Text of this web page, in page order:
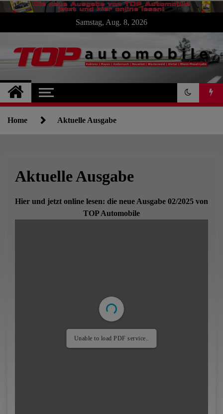
Samstag, Aug. 8, 2026
TOP Automobile : : :
die Autoseite für
Home Aktuelle Ausgabe
Aktuelle Ausgabe
Hier und jetzt online lesen: die neue Ausgabe 02/2025 von
TOP Automobile
Unable to load PDF service..